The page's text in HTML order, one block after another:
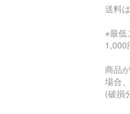
送料
※最低
1,000
商品
場合
(破損